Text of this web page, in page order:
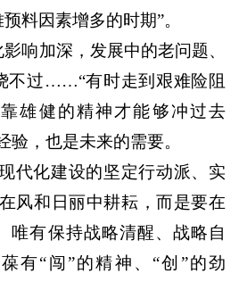
料因素增多的时期”。
响加深，发展中的老问题、
不过……“有时走到艰难险阻
雄健的精神才能够冲过去
验，也是未来的需要。
代化建设的坚定行动派、实
风和日丽中耕耘，而是要在
唯有保持战略清醒、战略自
有“闯”的精神、“创”的劲